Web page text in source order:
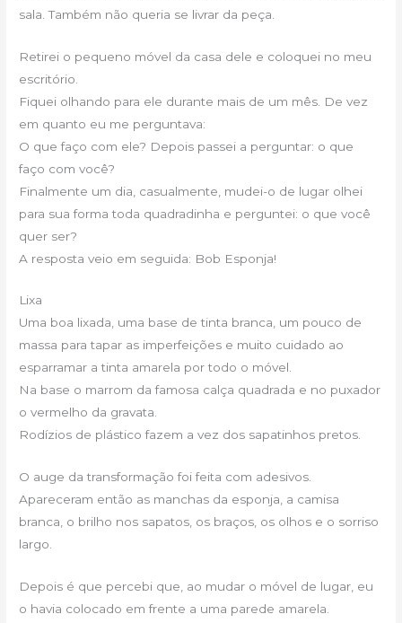
sala. Também não queria se livrar da peça.
Retirei o pequeno móvel da casa dele e coloquei no meu
escritório.
Fiquei olhando para ele durante mais de um mês. De vez
em quanto eu me perguntava:
O que faço com ele? Depois passei a perguntar: o que
faço com você?
Finalmente um dia, casualmente, mudei-o de lugar olhei
para sua forma toda quadradinha e perguntei: o que você
quer ser?
A resposta veio em seguida: Bob Esponja!
Lixa
Uma boa lixada, uma base de tinta branca, um pouco de
massa para tapar as imperfeições e muito cuidado ao
esparramar a tinta amarela por todo o móvel.
Na base o marrom da famosa calça quadrada e no puxador
o vermelho da gravata.
Rodízios de plástico fazem a vez dos sapatinhos pretos.
O auge da transformação foi feita com adesivos.
Apareceram então as manchas da esponja, a camisa
branca, o brilho nos sapatos, os braços, os olhos e o sorriso
largo.
Depois é que percebi que, ao mudar o móvel de lugar, eu
o havia colocado em frente a uma parede amarela.